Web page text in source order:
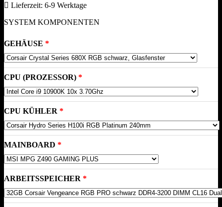
Lieferzeit: 6-9 Werktage
SYSTEM KOMPONENTEN
GEHÄUSE
CPU (PROZESSOR)
CPU KÜHLER
MAINBOARD
ARBEITSSPEICHER